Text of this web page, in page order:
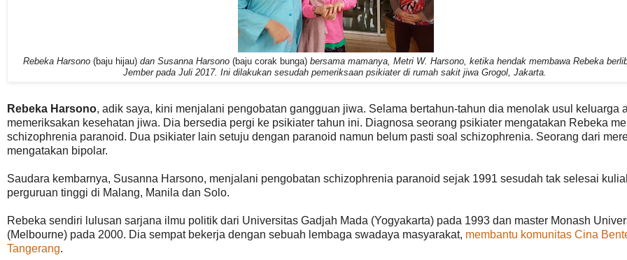
Rebeka Harsono (baju hijau) dan Susanna Harsono (baju corak bunga) bersama mamanya, Metri W. Harsono, ketika hendak membawa Rebeka
Jember pada Juli 2017. Ini dilakukan sesudah pemeriksaan psikiater di rumah sakit jiwa Grogol, Jakarta.
Rebeka Harsono, adik saya, kini menjalani pengobatan gangguan jiwa. Selama bertahun-tahun dia menolak usul keluarga
memeriksakan kesehatan jiwa. Dia bersedia pergi ke psikiater tahun ini. Diagnosa seorang psikiater mengatakan Rebeka
schizophrenia paranoid. Dua psikiater lain setuju dengan paranoid namun belum pasti soal schizophrenia. Seorang dari
mengatakan bipolar.
Saudara kembarnya, Susanna Harsono, menjalani pengobatan schizophrenia paranoid sejak 1991 sesudah tak selesai
perguruan tinggi di Malang, Manila dan Solo.
Rebeka sendiri lulusan sarjana ilmu politik dari Universitas Gadjah Mada (Yogyakarta) pada 1993 dan master Monash
(Melbourne) pada 2000. Dia sempat bekerja dengan sebuah lembaga swadaya masyarakat, membantu komunitas Cina
Tangerang.